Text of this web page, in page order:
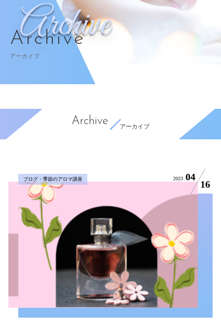
Archive
Archive
アーカイブ
Archive
アーカイブ
ブログ・季節のアロマ講座 2023 04
16